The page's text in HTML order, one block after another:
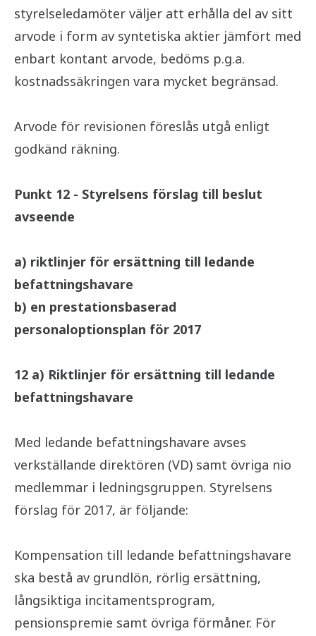
styrelseledamöter väljer att erhålla del av sitt
arvode i form av syntetiska aktier jämfört med
enbart kontant arvode, bedöms p.g.a.
kostnadssäkringen vara mycket begränsad.
Arvode för revisionen föreslås utgå enligt
godkänd räkning.
Punkt 12 - Styrelsens förslag till beslut
avseende
a) riktlinjer för ersättning till ledande
befattningshavare
b) en prestationsbaserad
personaloptionsplan för 2017
12 a) Riktlinjer för ersättning till ledande
befattningshavare
Med ledande befattningshavare avses
verkställande direktören (VD) samt övriga nio
medlemmar i ledningsgruppen. Styrelsens
förslag för 2017, är följande:
Kompensation till ledande befattningshavare
ska bestå av grundlön, rörlig ersättning,
långsiktiga incitamentsprogram,
pensionspremie samt övriga förmåner. För